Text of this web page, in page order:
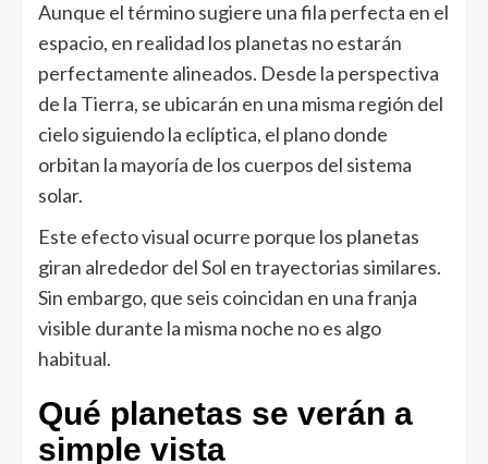
Aunque el término sugiere una fila perfecta en el
espacio, en realidad los planetas no estarán
perfectamente alineados. Desde la perspectiva
de la Tierra, se ubicarán en una misma región del
cielo siguiendo la eclíptica, el plano donde
orbitan la mayoría de los cuerpos del sistema
solar.
Este efecto visual ocurre porque los planetas
giran alrededor del Sol en trayectorias similares.
Sin embargo, que seis coincidan en una franja
visible durante la misma noche no es algo
habitual.
Qué planetas se verán a
simple vista